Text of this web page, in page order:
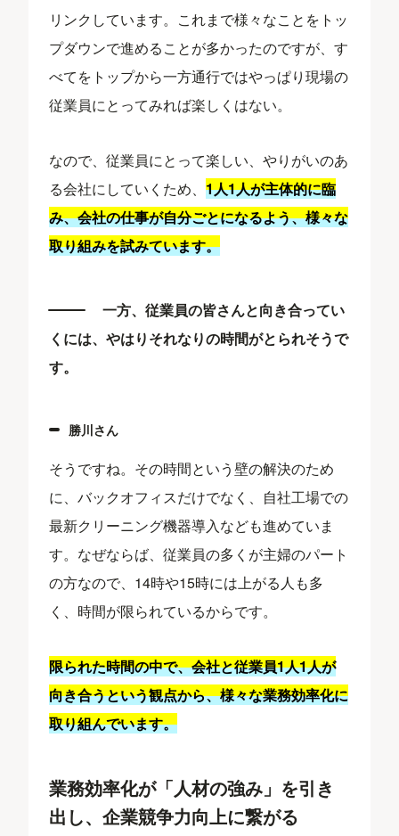
リンクしています。これまで様々なことをトッ
プダウンで進めることが多かったのですが、す
べてをトップから一方通行ではやっぱり現場の
従業員にとってみれば楽しくはない。
なので、従業員にとって楽しい、やりがいのあ
る会社にしていくため、1人1人が主体的に臨
み、会社の仕事が自分ごとになるよう、様々な
取り組みを試みています。
一方、従業員の皆さんと向き合ってい
くには、やはりそれなりの時間がとられそうで
す。
勝川さん
そうですね。その時間という壁の解決のため
に、バックオフィスだけでなく、自社工場での
最新クリーニング機器導入なども進めていま
す。なぜならば、従業員の多くが主婦のパート
の方なので、14時や15時には上がる人も多
く、時間が限られているからです。
限られた時間の中で、会社と従業員1人1人が
向き合うという観点から、様々な業務効率化に
取り組んでいます。
業務効率化が「人材の強み」を引き
出し、企業競争力向上に繋がる